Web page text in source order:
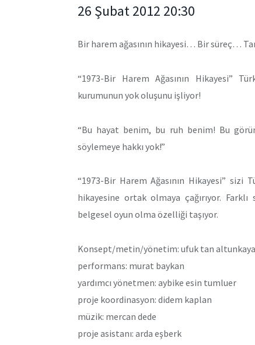
26 Şubat 2012 20:30
Bir harem ağasının hikayesi… Bir süreç…
“1973-Bir Harem Ağasının Hikayesi”
kurumunun yok oluşunu işliyor!
“Bu hayat benim, bu ruh benim! Bu
söylemeye hakkı yok!”
“1973-Bir Harem Ağasının Hikayesi” sizi
hikayesine ortak olmaya çağırıyor.
belgesel oyun olma özelliği taşıyor.
Konsept/metin/yönetim: ufuk tan altunkaya
performans: murat baykan
yardımcı yönetmen: aybike esin tumluer
proje koordinasyon: didem kaplan
müzik: mercan dede
proje asistanı: arda eşberk